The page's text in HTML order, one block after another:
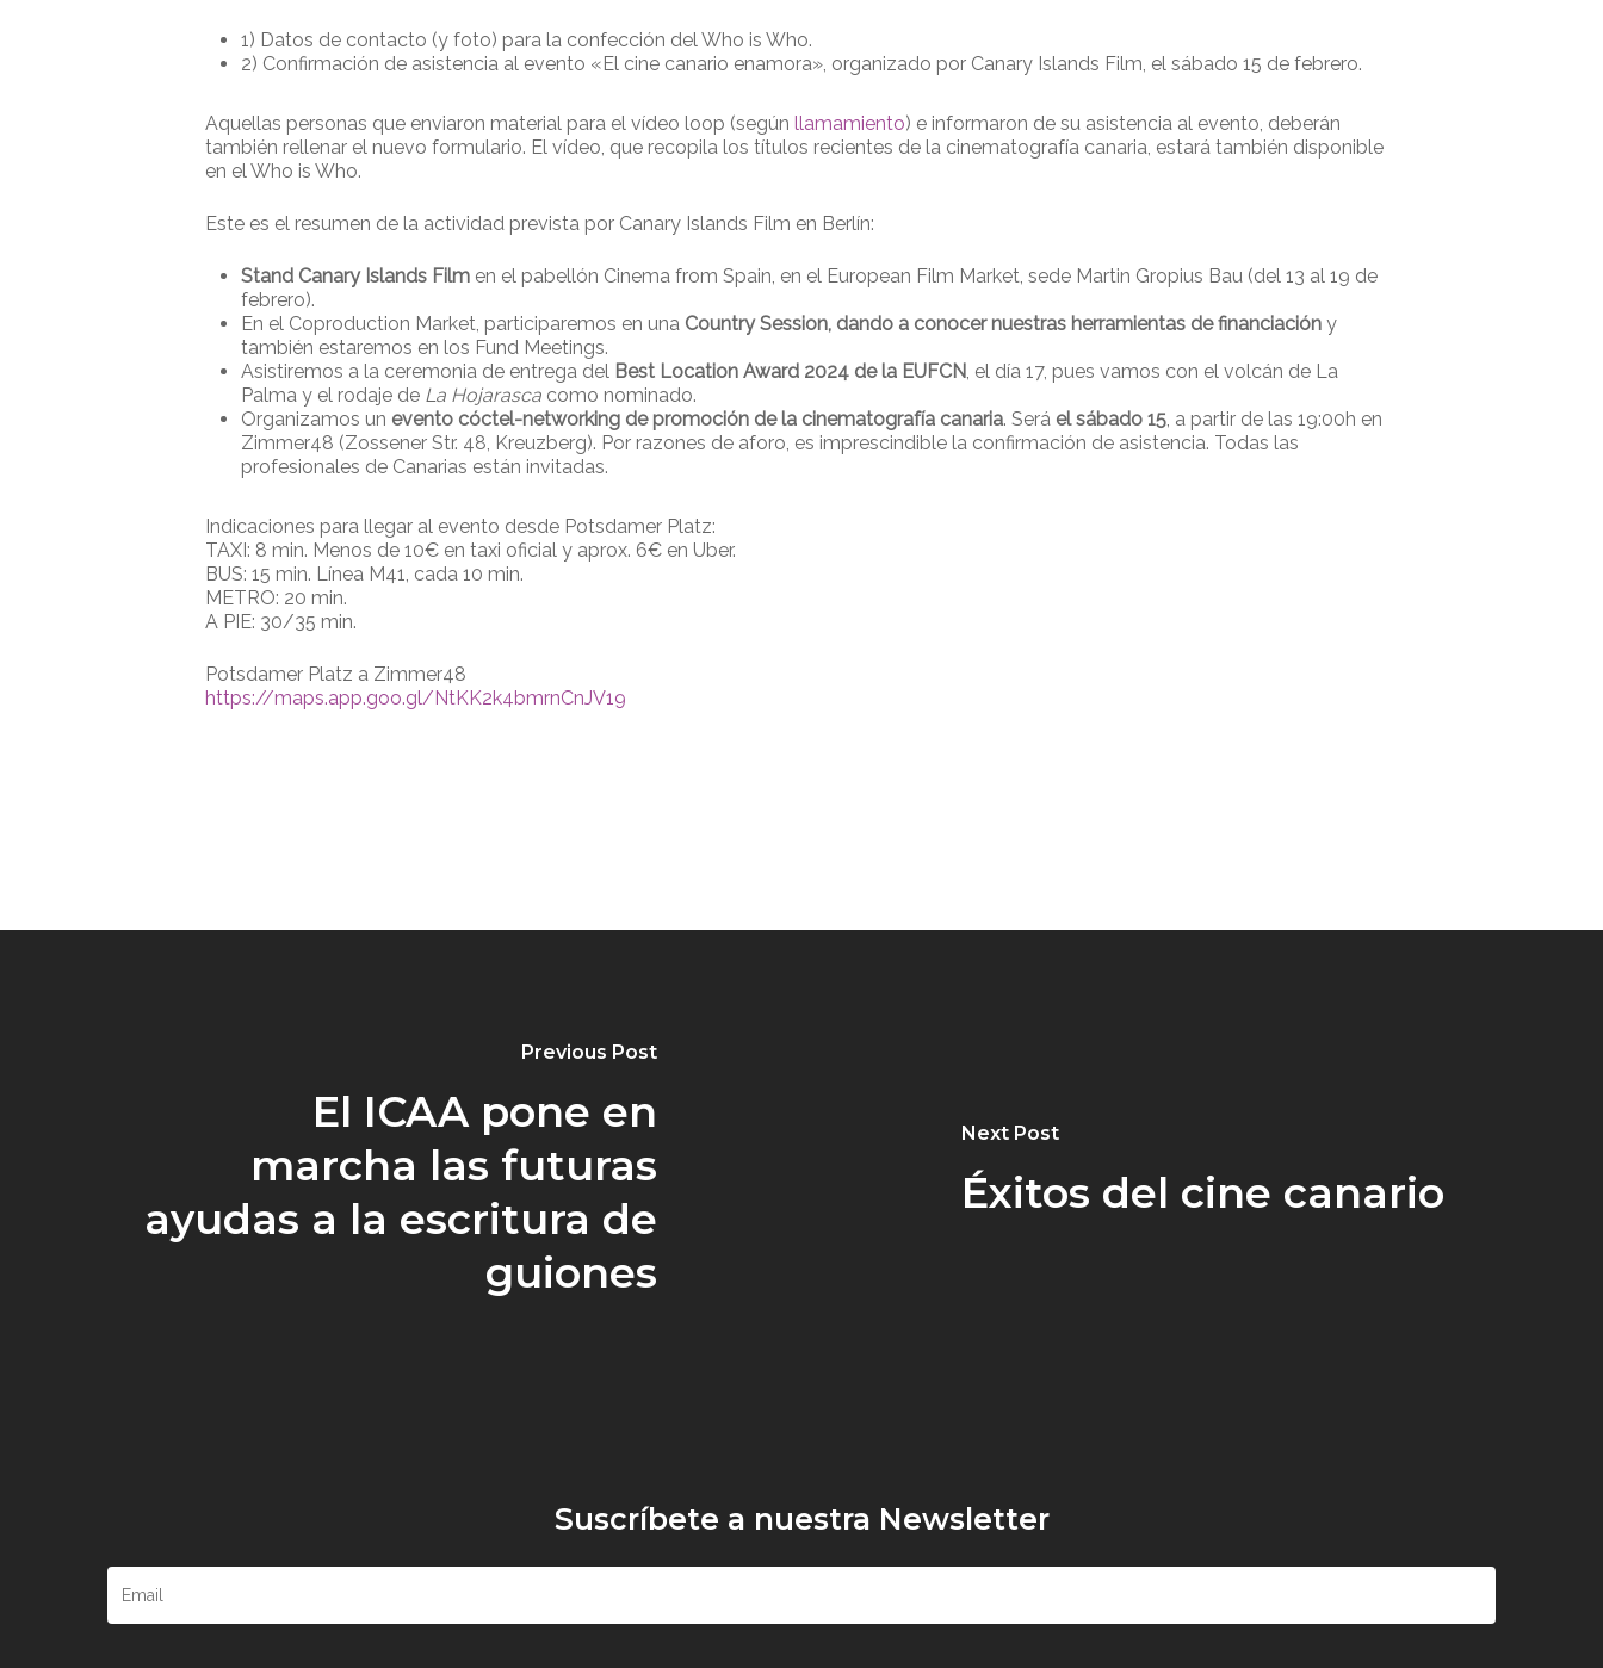
1) Datos de contacto (y foto) para la confección del Who is Who.
2) Confirmación de asistencia al evento «El cine canario enamora», organizado por Canary Islands Film, el sábado 15 de febrero.
Aquellas personas que enviaron material para el vídeo loop (según llamamiento) e informaron de su asistencia al evento, deberán
también rellenar el nuevo formulario. El vídeo, que recopila los títulos recientes de la cinematografía canaria, estará también disponible
en el Who is Who.
Este es el resumen de la actividad prevista por Canary Islands Film en Berlín:
Stand Canary Islands Film en el pabellón Cinema from Spain, en el European Film Market, sede Martin Gropius Bau (del 13 al 19 de
febrero).
En el Coproduction Market, participaremos en una Country Session, dando a conocer nuestras herramientas de financiación y
también estaremos en los Fund Meetings.
Asistiremos a la ceremonia de entrega del Best Location Award 2024 de la EUFCN, el día 17, pues vamos con el volcán de La
Palma y el rodaje de La Hojarasca como nominado.
Organizamos un evento cóctel-networking de promoción de la cinematografía canaria. Será el sábado 15, a partir de las 19:00h en
Zimmer48 (Zossener Str. 48, Kreuzberg). Por razones de aforo, es imprescindible la confirmación de asistencia. Todas las
profesionales de Canarias están invitadas.
Indicaciones para llegar al evento desde Potsdamer Platz:
TAXI: 8 min. Menos de 10€ en taxi oficial y aprox. 6€ en Uber.
BUS: 15 min. Línea M41, cada 10 min.
METRO: 20 min.
A PIE: 30/35 min.
Potsdamer Platz a Zimmer48
https://maps.app.goo.gl/NtKK2k4bmrnCnJV19
Previous Post
El ICAA pone en
marcha las futuras
ayudas a la escritura de
guiones
Next Post
Éxitos del cine canario
Suscríbete a nuestra Newsletter